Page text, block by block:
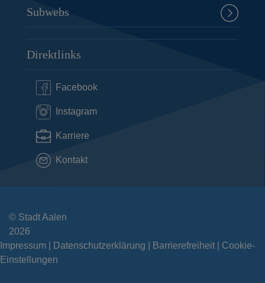
Subwebs
Direktlinks
Facebook
Instagram
Karriere
Kontakt
© Stadt Aalen
2026
Impressum
Datenschutzerklärung Barrierefreiheit
Cookie-
Einstellungen